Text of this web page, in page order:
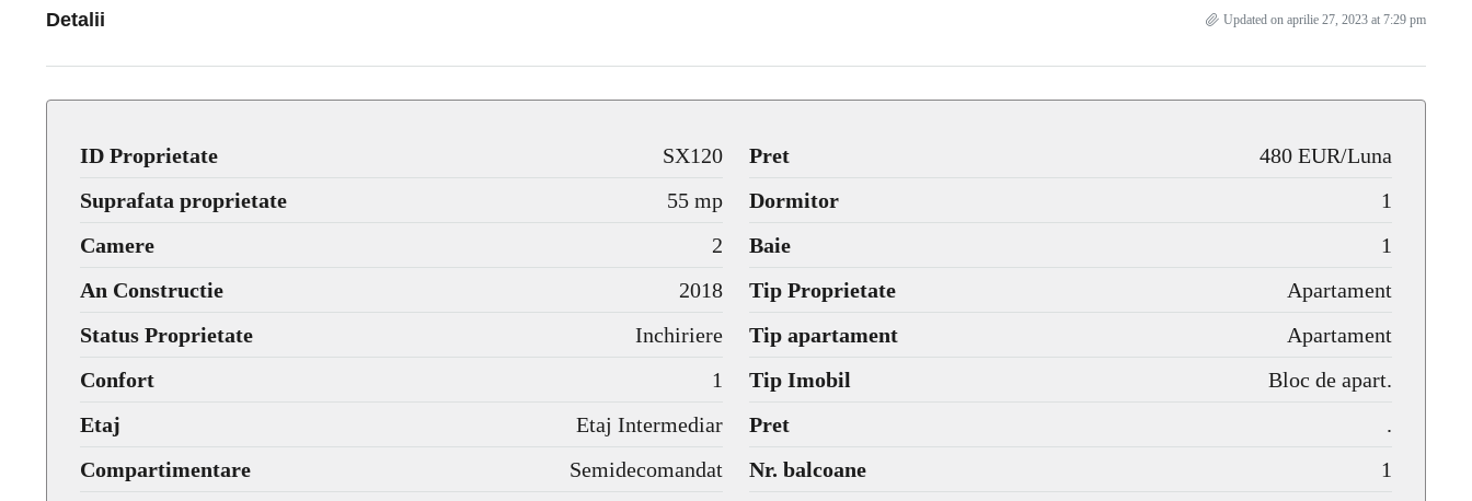
Detalii Updated on aprilie 27, 2023 at 7:29 pm
ID Proprietate SX120 Pret
480 EUR/Luna
Suprafata proprietate
55 mp Dormitor
1
Camere
2 Baie
1
An Constructie
2018 Tip Proprietate
Apartament
Status Proprietate
Inchiriere Tip apartament
Apartament
Confort
1 Tip Imobil
Bloc de apart.
Etaj
Etaj Intermediar Pret
.
Compartimentare
Semidecomandat Nr. balcoane
1